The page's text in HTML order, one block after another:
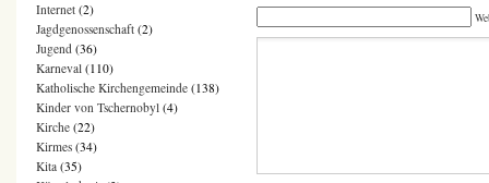
Internet (2)
Jagdgenossenschaft (2)
Jugend (36)
Karneval (110)
Katholische Kirchengemeinde (138)
Kinder von Tschernobyl (4)
Kirche (22)
Kirmes (34)
Kita (35)